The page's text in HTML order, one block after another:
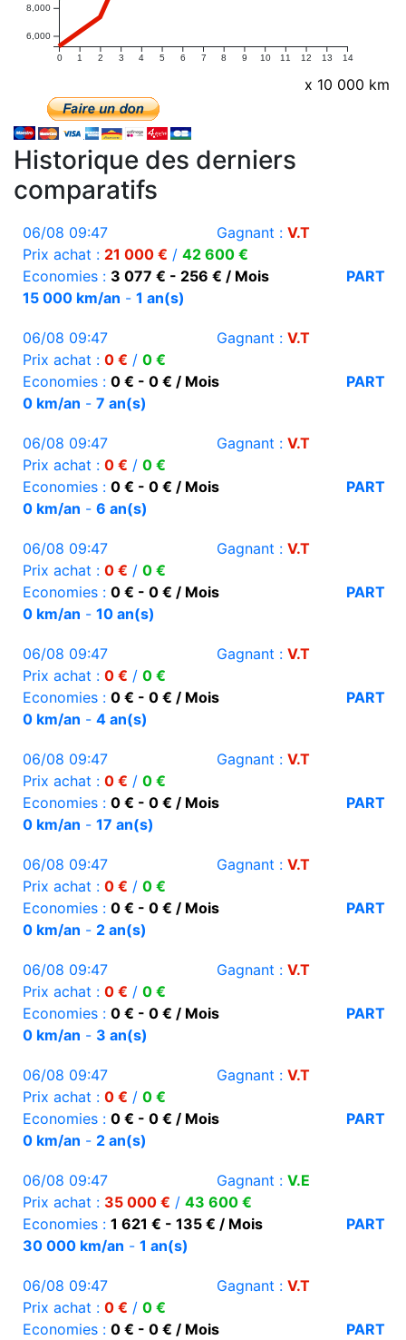
0 1 2 3 4 5 6 7 8 9 10 11 12 13 14
6,000
8,000
x 10 000 km
Historique des derniers
comparatifs
06/08 09:47 Gagnant : V.T
Prix achat : 21 000 € / 42 600 €
Economies : 3 077 € - 256 € / Mois
PART
15 000 km/an - 1 an(s)
06/08 09:47 Gagnant : V.T
Prix achat : 0 € / 0 €
Economies : 0 € - 0 € / Mois
PART
0 km/an - 7 an(s)
06/08 09:47 Gagnant : V.T
Prix achat : 0 € / 0 €
Economies : 0 € - 0 € / Mois
PART
0 km/an - 6 an(s)
06/08 09:47 Gagnant : V.T
Prix achat : 0 € / 0 €
Economies : 0 € - 0 € / Mois
PART
0 km/an - 10 an(s)
06/08 09:47 Gagnant : V.T
Prix achat : 0 € / 0 €
Economies : 0 € - 0 € / Mois
PART
0 km/an - 4 an(s)
06/08 09:47 Gagnant : V.T
Prix achat : 0 € / 0 €
Economies : 0 € - 0 € / Mois
PART
0 km/an - 17 an(s)
06/08 09:47 Gagnant : V.T
Prix achat : 0 € / 0 €
Economies : 0 € - 0 € / Mois
PART
0 km/an - 2 an(s)
06/08 09:47 Gagnant : V.T
Prix achat : 0 € / 0 €
Economies : 0 € - 0 € / Mois
PART
0 km/an - 3 an(s)
06/08 09:47 Gagnant : V.T
Prix achat : 0 € / 0 €
Economies : 0 € - 0 € / Mois
PART
0 km/an - 2 an(s)
06/08 09:47 Gagnant : V.E
Prix achat : 35 000 € / 43 600 €
Economies : 1 621 € - 135 € / Mois
PART
30 000 km/an - 1 an(s)
06/08 09:47 Gagnant : V.T
Prix achat : 0 € / 0 €
Economies : 0 € - 0 € / Mois
PART